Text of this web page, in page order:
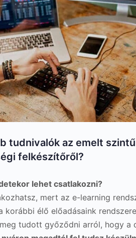
tudnivalók az emelt
felkészítőről?
lehet csatlakozni?
mert az e-learning
korábbi élő előadásaink
tudott győződni arról, hogy a